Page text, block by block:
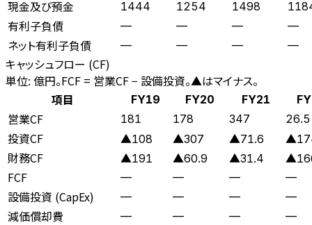
現金及び預金 1444 1254 1498
有利子負債 — — — —
ネット有利子負債 — — — —
キャッシュフロー (CF)
単位: 億円。FCF = 営業CF − 設備投資。▲はマイナス。
項目
FY19 FY20 FY21
営業CF 181 178 347 26.5
投資CF ▲108 ▲307 ▲71.6
財務CF ▲191 ▲60.9 ▲31.4
FCF — — — —
設備投資 (CapEx) — — — —
減価償却費 — — — —